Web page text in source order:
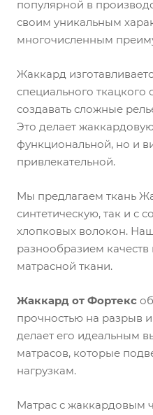
популярной в
своим уникальным
многочисленным
Жаккард
специального ткацкого
создавать сложные
Это делает
функциональной, но и
привлекательной.
Мы предлагаем ткань
синтетическую, так и с
хлопковых волокон.
разнообразием качеств
матрасной ткани.
Жаккард от Фортекс
прочностью на разрыв
делает его идеальным
матрасов, которые
нагрузкам.
Матрас с жаккардовым